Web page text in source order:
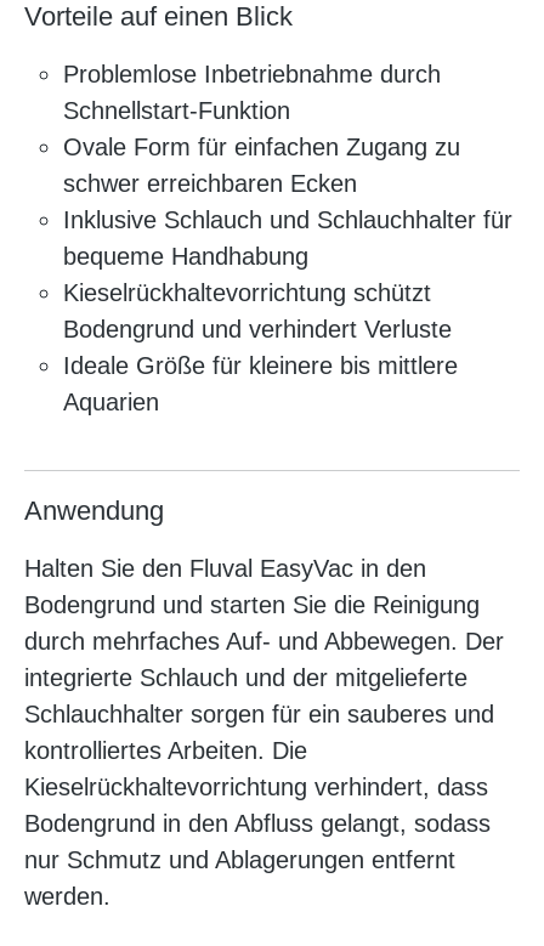
Vorteile auf einen Blick
Problemlose Inbetriebnahme durch
Schnellstart-Funktion
Ovale Form für einfachen Zugang zu
schwer erreichbaren Ecken
Inklusive Schlauch und Schlauchhalter für
bequeme Handhabung
Kieselrückhaltevorrichtung schützt
Bodengrund und verhindert Verluste
Ideale Größe für kleinere bis mittlere
Aquarien
Anwendung
Halten Sie den Fluval EasyVac in den
Bodengrund und starten Sie die Reinigung
durch mehrfaches Auf- und Abbewegen. Der
integrierte Schlauch und der mitgelieferte
Schlauchhalter sorgen für ein sauberes und
kontrolliertes Arbeiten. Die
Kieselrückhaltevorrichtung verhindert, dass
Bodengrund in den Abfluss gelangt, sodass
nur Schmutz und Ablagerungen entfernt
werden.